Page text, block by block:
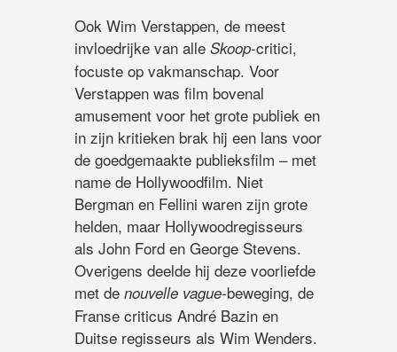
Ook Wim Verstappen, de meest
invloedrijke van alle Skoop-critici,
focuste op vakmanschap. Voor
Verstappen was film bovenal
amusement voor het grote publiek en
in zijn kritieken brak hij een lans voor
de goedgemaakte publieksfilm – met
name de Hollywoodfilm. Niet
Bergman en Fellini waren zijn grote
helden, maar Hollywoodregisseurs
als John Ford en George Stevens.
Overigens deelde hij deze voorliefde
met de nouvelle vague-beweging, de
Franse criticus André Bazin en
Duitse regisseurs als Wim Wenders.